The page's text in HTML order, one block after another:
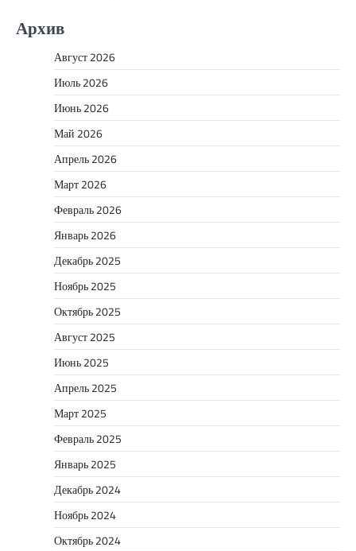
Архив
Август 2026
Июль 2026
Июнь 2026
Май 2026
Апрель 2026
Март 2026
Февраль 2026
Январь 2026
Декабрь 2025
Ноябрь 2025
Октябрь 2025
Август 2025
Июнь 2025
Апрель 2025
Март 2025
Февраль 2025
Январь 2025
Декабрь 2024
Ноябрь 2024
Октябрь 2024